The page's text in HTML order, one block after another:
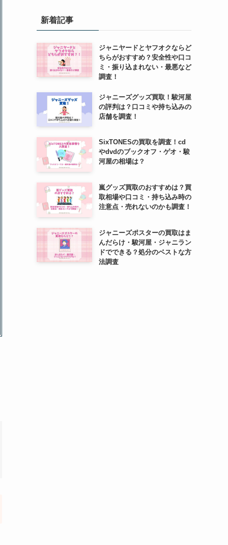
新着記事
ジャニヤードとヤフオクならど
ちらがおすすめ？安全性や口コ
ミ・振り込まれない・最悪など
調査！
ジャニーズグッズ買取！駿河屋
の評判は？口コミや持ち込みの
店舗を調査！
SixTONESの買取を調査！cd
やdvdのブックオフ・ゲオ・駿
河屋の相場は？
嵐グッズ買取のおすすめは？買
取相場や口コミ・持ち込み時の
注意点・売れないのかも調査！
ジャニーズポスターの買取はま
んだらけ・駿河屋・ジャニラン
ドでできる？処分のベストな方
法調査